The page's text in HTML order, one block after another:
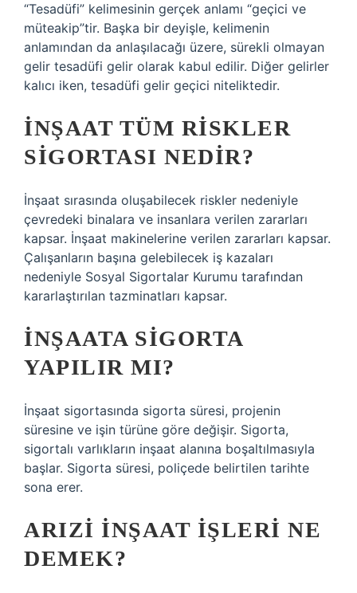
“Tesadüfi” kelimesinin gerçek anlamı “geçici ve
müteakip”tir. Başka bir deyişle, kelimenin
anlamından da anlaşılacağı üzere, sürekli olmayan
gelir tesadüfi gelir olarak kabul edilir. Diğer gelirler
kalıcı iken, tesadüfi gelir geçici niteliktedir.
İNŞAAT TÜM RISKLER
SIGORTASI NEDIR?
İnşaat sırasında oluşabilecek riskler nedeniyle
çevredeki binalara ve insanlara verilen zararları
kapsar. İnşaat makinelerine verilen zararları kapsar.
Çalışanların başına gelebilecek iş kazaları
nedeniyle Sosyal Sigortalar Kurumu tarafından
kararlaştırılan tazminatları kapsar.
İNŞAATA SIGORTA
YAPILIR MI?
İnşaat sigortasında sigorta süresi, projenin
süresine ve işin türüne göre değişir. Sigorta,
sigortalı varlıkların inşaat alanına boşaltılmasıyla
başlar. Sigorta süresi, poliçede belirtilen tarihte
sona erer.
ARIZI INŞAAT IŞLERI NE
DEMEK?